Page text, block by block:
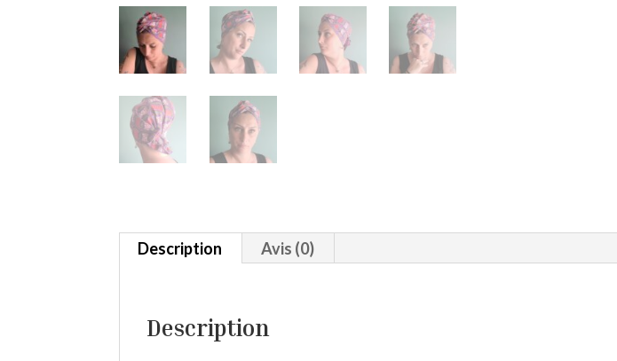
Description Avis (0)
Description